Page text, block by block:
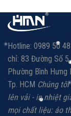
Hotline: 0989 50
chỉ: 83 Đường Số
Phường Bình Hưng
Tp. HCM Chúng
lên vải - in nhiệt
mọi chất liệu: áo